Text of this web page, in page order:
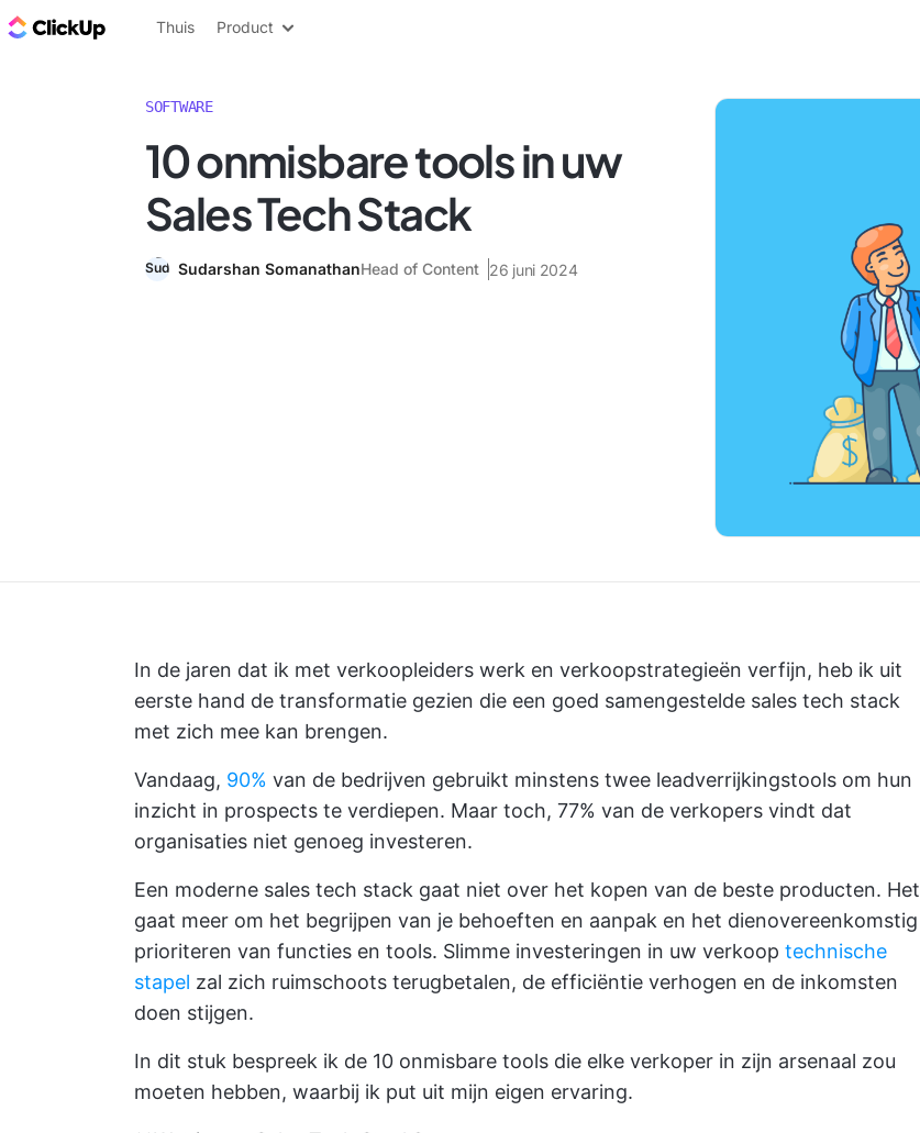
ClickUp Blog
Thuis Product
SOFTWARE
10 onmisbare tools in uw
Sales Tech Stack
Sudarshan SomanathanHead of Content 26 juni 2024
In de jaren dat ik met verkoopleiders werk en verkoopstrategieën verfijn, heb ik uit
eerste hand de transformatie gezien die een goed samengestelde sales tech stack
met zich mee kan brengen.
Vandaag, 90% van de bedrijven gebruikt minstens twee leadverrijkingstools om hun
inzicht in prospects te verdiepen. Maar toch, 77% van de verkopers vindt dat
organisaties niet genoeg investeren.
Een moderne sales tech stack gaat niet over het kopen van de beste producten. Het
gaat meer om het begrijpen van je behoeften en aanpak en het dienovereenkomstig
prioriteren van functies en tools. Slimme investeringen in uw verkoop technische
stapel zal zich ruimschoots terugbetalen, de efficiëntie verhogen en de inkomsten
doen stijgen.
In dit stuk bespreek ik de 10 onmisbare tools die elke verkoper in zijn arsenaal zou
moeten hebben, waarbij ik put uit mijn eigen ervaring.